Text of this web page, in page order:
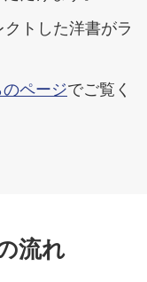
トした洋書がラ
のページでご覧く
流れ